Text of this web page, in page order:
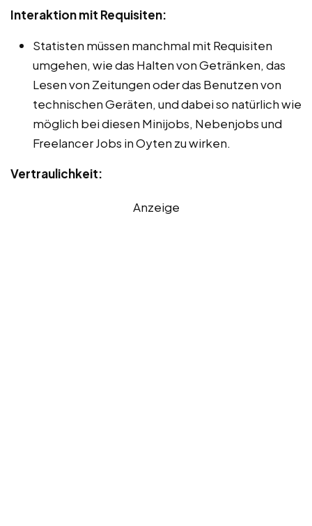
Interaktion mit Requisiten:
Statisten müssen manchmal mit Requisiten
umgehen, wie das Halten von Getränken, das
Lesen von Zeitungen oder das Benutzen von
technischen Geräten, und dabei so natürlich wie
möglich bei diesen Minijobs, Nebenjobs und
Freelancer Jobs in Oyten zu wirken.
Vertraulichkeit:
Anzeige